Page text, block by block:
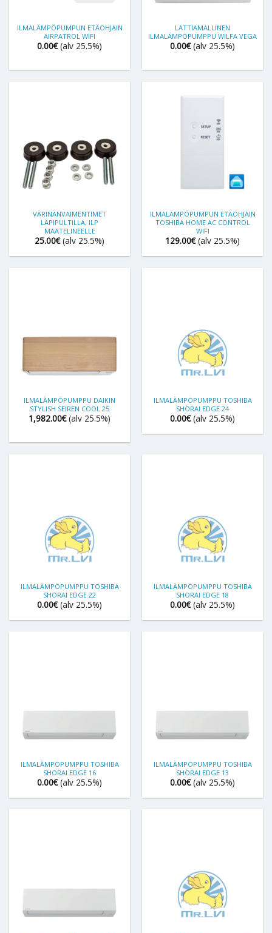
ILMALÄMPÖPUMPUN ETÄOHJAIN
AIRPATROL WIFI
0.00€ (alv 25.5%)
LATTIAMALLINEN
ILMALÄMPÖPUMPPU WILFA VEGA
0.00€ (alv 25.5%)
VÄRINÄNVAIMENTIMET
LÄPIPULTILLA, ILP
MAATELINEELLE
25.00€ (alv 25.5%)
ILMALÄMPÖPUMPUN ETÄOHJAIN
TOSHIBA HOME AC CONTROL
WIFI
129.00€ (alv 25.5%)
ILMALÄMPÖPUMPPU DAIKIN
STYLISH SEIREN COOL 25
1,982.00€ (alv 25.5%)
ILMALÄMPÖPUMPPU TOSHIBA
SHORAI EDGE 24
0.00€ (alv 25.5%)
ILMALÄMPÖPUMPPU TOSHIBA
SHORAI EDGE 22
0.00€ (alv 25.5%)
ILMALÄMPÖPUMPPU TOSHIBA
SHORAI EDGE 18
0.00€ (alv 25.5%)
ILMALÄMPÖPUMPPU TOSHIBA
SHORAI EDGE 16
0.00€ (alv 25.5%)
ILMALÄMPÖPUMPPU TOSHIBA
SHORAI EDGE 13
0.00€ (alv 25.5%)